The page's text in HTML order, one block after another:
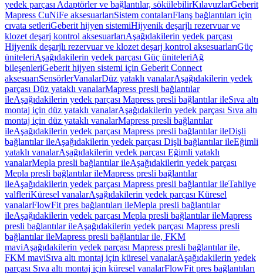
yedek parçası Adaptörler ve bağlantılar, sökülebilirKılavuzlarGeberit
Mapress CuNiFe aksesuarlarıSistem contalarıFlanş bağlantıları için
cıvata setleriGeberit hijyen sistemiHijyenik deşarjlı rezervuar ve
klozet deşarj kontrol aksesuarlarıAşağıdakilerin yedek parçası
Hijyenik deşarjlı rezervuar ve klozet deşarj kontrol aksesuarlarıGüç
üniteleriAşağıdakilerin yedek parçası Güç üniteleriAğ
bileşenleriGeberit hijyen sistemi için Geberit Connect
aksesuarıSensörlerVanalarDüz yataklı vanalarAşağıdakilerin yedek
parçası Düz yataklı vanalarMapress presli bağlantılar
ileAşağıdakilerin yedek parçası Mapress presli bağlantılar ileSıva altı
montaj için düz yataklı vanalarAşağıdakilerin yedek parçası Sıva altı
montaj için düz yataklı vanalarMapress presli bağlantılar
ileAşağıdakilerin yedek parçası Mapress presli bağlantılar ileDişli
bağlantılar ileAşağıdakilerin yedek parçası Dişli bağlantılar ileEğimli
yataklı vanalarAşağıdakilerin yedek parçası Eğimli yataklı
vanalarMepla presli bağlantılar ileAşağıdakilerin yedek parçası
Mepla presli bağlantılar ileMapress presli bağlantılar
ileAşağıdakilerin yedek parçası Mapress presli bağlantılar ileTahliye
valfleriKüresel vanalarAşağıdakilerin yedek parçası Küresel
vanalarFlowFit pres bağlantıları ileMepla presli bağlantılar
ileAşağıdakilerin yedek parçası Mepla presli bağlantılar ileMapress
presli bağlantılar ileAşağıdakilerin yedek parçası Mapress presli
bağlantılar ileMapress presli bağlantılar ile, FKM
maviAşağıdakilerin yedek parçası Mapress presli bağlantılar ile,
FKM maviSıva altı montaj için küresel vanalarAşağıdakilerin yedek
parçası Sıva altı montaj için küresel vanalarFlowFit pres bağlantıları